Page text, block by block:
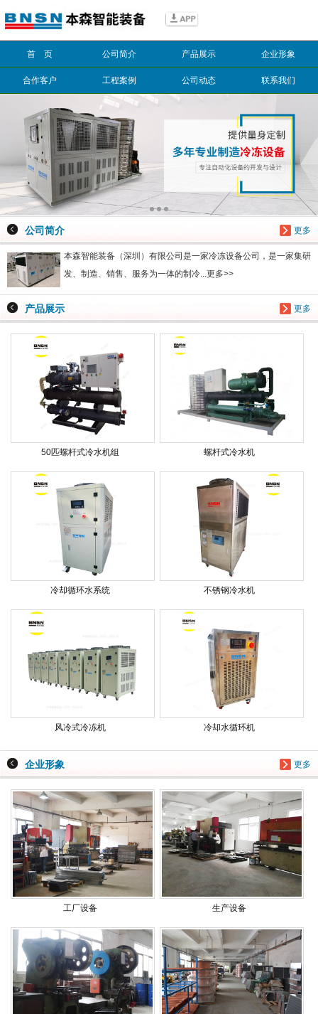
首 页 公司简介 产品展示 企业形象
合作客户 工程案例 公司动态 联系我们
更多
公司简介
本森智能装备（深圳）有限公司是一家冷冻设备公司，是一家集研
发、制造、销售、服务为一体的制冷...更多>>
更多
产品展示
50匹螺杆式冷水机组 螺杆式冷水机
冷却循环水系统 不锈钢冷水机
风冷式冷冻机 冷却水循环机
更多
企业形象
工厂设备 生产设备
搜索